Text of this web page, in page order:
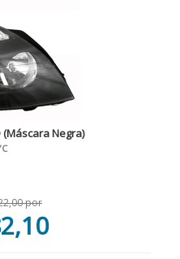
(Máscara Negra)
por